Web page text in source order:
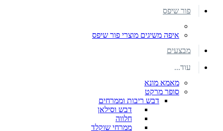
פור שיפס
איפה משיגים מוצרי פור שיפס
מבצעים
עוד...
מאמא מונא
סופר מרקט
דבש ריבות וממרחים
דבש וסילאן
חלווה
ממרחי שוקלד